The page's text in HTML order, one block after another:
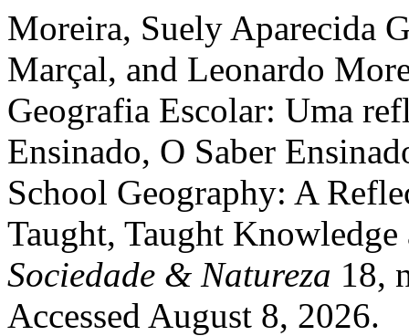
Moreira, Suely Aparecida
Marçal, and Leonardo
Geografia Escolar: Uma
Ensinado, O Saber
School Geography: A
Taught, Taught
Sociedade & Natureza 18,
Accessed August 8, 2026.